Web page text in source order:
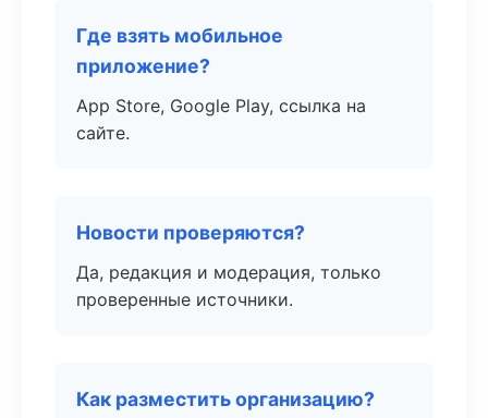
Где взять мобильное
приложение?
App Store, Google Play, ссылка на
сайте.
Новости проверяются?
Да, редакция и модерация, только
проверенные источники.
Как разместить организацию?